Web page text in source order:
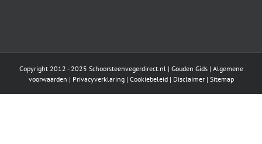
Copyright 2012 - 2025 Schoorsteenvegerdirect.nl | Gouden Gids| Algemene
voorwaarden | Privacyverklaring| Cookiebeleid| Disclaimer| Sitemap